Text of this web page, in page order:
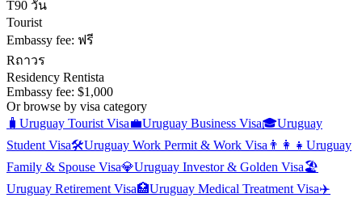
T90 วัน
Tourist
Embassy fee: ฟรี
Rถาวร
Residency Rentista
Embassy fee: $1,000
Or browse by visa category
🧳 Uruguay Tourist Visa💼Uruguay Business Visa🎓Uruguay
Student Visa🛠️Uruguay Work Permit & Work Visa 👨‍👩‍👧 Uruguay
Family & Spouse Visa💎Uruguay Investor & Golden Visa🏖️
Uruguay Retirement Visa🏥Uruguay Medical Treatment Visa✈️